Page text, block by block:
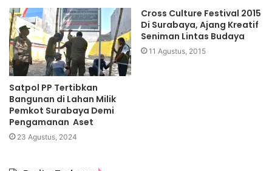
Satpol PP Tertibkan
Bangunan di Lahan Milik
Pemkot Surabaya Demi
Pengamanan Aset
23 Agustus, 2024
Cross Culture Festival 2015
Di Surabaya, Ajang Kreatif
Seniman Lintas Budaya
11 Agustus, 2015